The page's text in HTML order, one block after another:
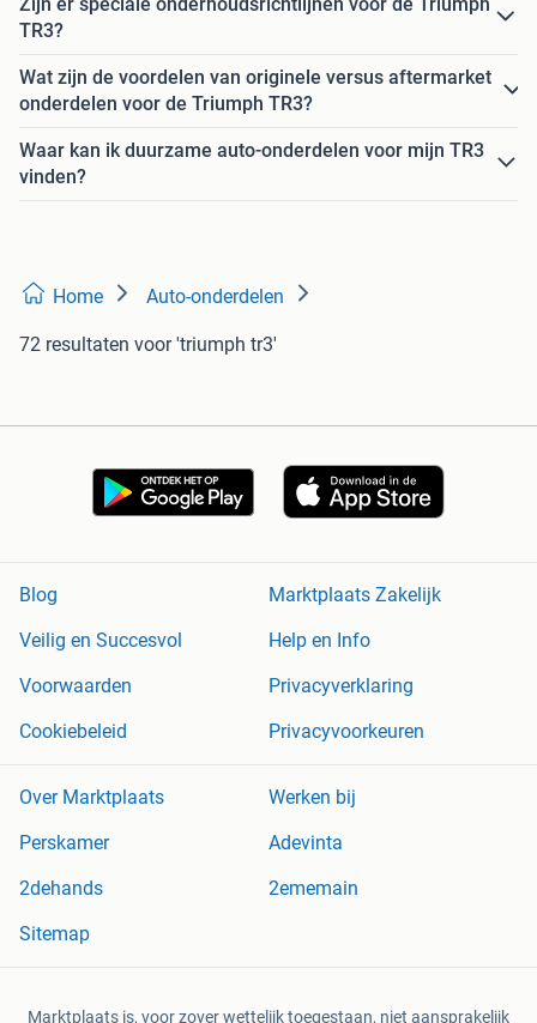
TR3?
Wat zijn de voordelen van originele versus aftermarket
onderdelen voor de Triumph TR3?
Waar kan ik duurzame auto-onderdelen voor mijn TR3
vinden?
Home Auto-onderdelen
72 resultaten voor 'triumph tr3'
Blog
Marktplaats Zakelijk
Veilig en Succesvol
Help en Info
Voorwaarden
Privacyverklaring
Cookiebeleid
Privacyvoorkeuren
Over Marktplaats
Werken bij
Perskamer
Adevinta
2dehands
2ememain
Sitemap
Marktplaats is, voor zover wettelijk toegestaan, niet aansprakelijk